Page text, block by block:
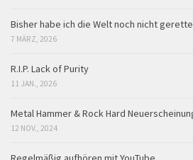
Bisher habe ich die Welt noch nicht
7 MÄRZ, 2026
R.I.P. Lack of Purity
11 JAN., 2026
Metal Hammer & Rock Hard
12 NOV., 2024